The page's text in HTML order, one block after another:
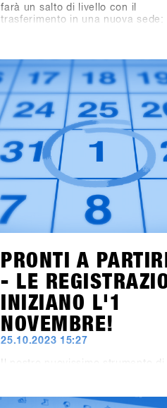
farà un salto di livello con il
trasferimento in una nuova sede:
sci, è famosa in tutto il mondo
sue condizioni di neve affidabili
particolarmente popolare tra i
freerider. La città di Fügen,
all'area di Hochfügen, offre
opportunità senza precedenti per
sviluppare il più grande evento
snowboard in Europa e portare i
sulla neve ad un livello
successivo.Segnate sul
date restano dal 19 al 21 gennaio
2025. Il concept definitivo per i
sarà svelato alla fine di luglio, e gli
inviti ai negozi saranno spediti
fine di ottobre!
PRONTI A
- LE
INIZIANO L'1
NOVEMBRE!
25.10.2023 15:27
prepararti: L'iscrizione al SHOPS